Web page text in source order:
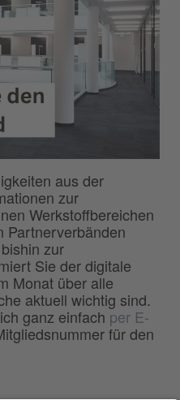
aus der
zur
Werkstoffbereichen
Partnerverbänden
zur
Sie der digitale
Monat über alle
aktuell wichtig sind.
ganz einfach per E-
für den